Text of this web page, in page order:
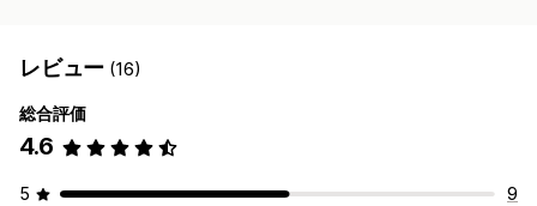
レビュー (16)
総合評価
4.6
5
9